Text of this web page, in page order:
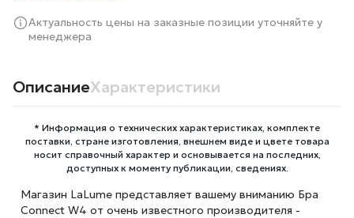
Актуальность цены на заказные позиции уточняйте у
менеджера
ОписаниеХарактеристики
* Информация о технических характеристиках, комплекте
поставки, стране изготовления, внешнем виде и цвете товара
носит справочный характер и основывается на последних,
доступных к моменту публикации, сведениях.
Магазин LaLume представляет вашему вниманию Бра
Connect W4 от очень известного производителя -